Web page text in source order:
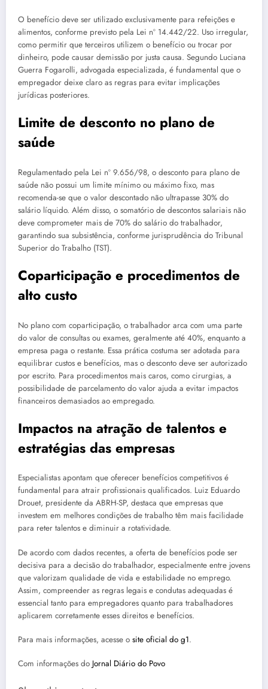
O benefício deve ser utilizado exclusivamente para refeições e
alimentos, conforme previsto pela Lei nº 14.442/22. Uso irregular,
como permitir que terceiros utilizem o benefício ou trocar por
dinheiro, pode causar demissão por justa causa. Segundo Luciana
Guerra Fogarolli, advogada especializada, é fundamental que o
empregador deixe claro as regras para evitar implicações
jurídicas posteriores.
Limite de desconto no plano de
saúde
Regulamentado pela Lei nº 9.656/98, o desconto para plano de
saúde não possui um limite mínimo ou máximo fixo, mas
recomenda-se que o valor descontado não ultrapasse 30% do
salário líquido. Além disso, o somatório de descontos salariais não
deve comprometer mais de 70% do salário do trabalhador,
garantindo sua subsistência, conforme jurisprudência do Tribunal
Superior do Trabalho (TST).
Coparticipação e procedimentos de
alto custo
No plano com coparticipação, o trabalhador arca com uma parte
do valor de consultas ou exames, geralmente até 40%, enquanto a
empresa paga o restante. Essa prática costuma ser adotada para
equilibrar custos e benefícios, mas o desconto deve ser autorizado
por escrito. Para procedimentos mais caros, como cirurgias, a
possibilidade de parcelamento do valor ajuda a evitar impactos
financeiros demasiados ao empregado.
Impactos na atração de talentos e
estratégias das empresas
Especialistas apontam que oferecer benefícios competitivos é
fundamental para atrair profissionais qualificados. Luiz Eduardo
Drouet, presidente da ABRH-SP, destaca que empresas que
investem em melhores condições de trabalho têm mais facilidade
para reter talentos e diminuir a rotatividade.
De acordo com dados recentes, a oferta de benefícios pode ser
decisiva para a decisão do trabalhador, especialmente entre jovens
que valorizam qualidade de vida e estabilidade no emprego.
Assim, compreender as regras legais e condutas adequadas é
essencial tanto para empregadores quanto para trabalhadores
aplicarem corretamente esses direitos e benefícios.
Para mais informações, acesse o site oficial do g1.
Com informações do Jornal Diário do Povo